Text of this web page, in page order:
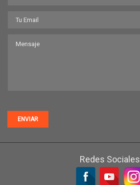
ENVIAR
Redes Sociales